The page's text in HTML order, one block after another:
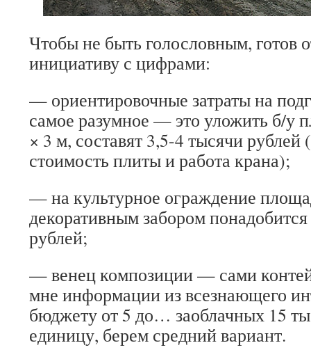
Чтобы не быть голословным, готов
инициативу с цифрами:
— ориентировочные затраты на
самое разумное — это уложить б/у
× 3 м, составят 3,5-4 тысячи рублей
стоимость плиты и работа крана);
— на культурное ограждение
декоративным забором
рублей;
— венец композиции — сами
мне информации из всезнающего
бюджету от 5 до… заоблачных 15
единицу, берем средний вариант.